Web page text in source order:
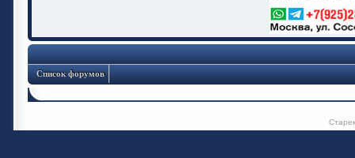
Список форумов